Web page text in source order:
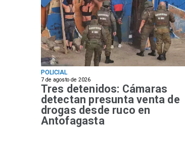
POLICIAL
7 de agosto de 2026
Tres detenidos: Cámaras
detectan presunta venta de
drogas desde ruco en
Antofagasta